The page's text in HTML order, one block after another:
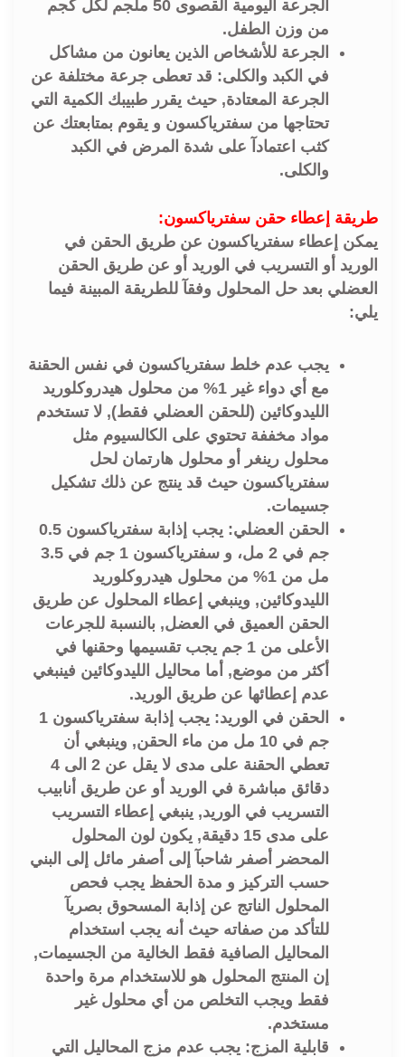
الجرعة اليومية القصوى 50 ملجم لكل كجم
من وزن الطفل.
الجرعة للأشخاص الذين يعانون من مشاكل
في الكبد والكلى: قد تعطى جرعة مختلفة عن
الجرعة المعتادة, حيث يقرر طبيبك الكمية التي
تحتاجها من سفترياكسون و يقوم بمتابعتك عن
كثب اعتمادآ على شدة المرض في الكبد
والكلى.
طريقة إعطاء حقن سفترياكسون:
يمكن إعطاء سفترياكسون عن طريق الحقن في
الوريد أو التسريب في الوريد أو عن طريق الحقن
العضلي بعد حل المحلول وفقآ للطريقة المبينة فيما
يلي:
يجب عدم خلط سفترياكسون في نفس الحقنة
مع أي دواء غير 1% من محلول هيدروكلوريد
الليدوكائين (للحقن العضلي فقط), لا تستخدم
مواد مخففة تحتوي على الكالسيوم مثل
محلول رينغر أو محلول هارتمان لحل
سفترياكسون حيث قد ينتج عن ذلك تشكيل
جسيمات.
الحقن العضلي: يجب إذابة سفترياكسون 0.5
جم في 2 مل، و سفترياكسون 1 جم في 3.5
مل من 1% من محلول هيدروكلوريد
الليدوكائين, وينبغي إعطاء المحلول عن طريق
الحقن العميق في العضل, بالنسبة للجرعات
الأعلى من 1 جم يجب تقسيمها وحقنها في
أكثر من موضع, أما محاليل الليدوكائين فينبغي
عدم إعطائها عن طريق الوريد.
الحقن في الوريد: يجب إذابة سفترياكسون 1
جم في 10 مل من ماء الحقن, وينبغي أن
تعطي الحقنة على مدى لا يقل عن 2 الى 4
دقائق مباشرة في الوريد أو عن طريق أنابيب
التسريب في الوريد, ينبغي إعطاء التسريب
على مدى 15 دقيقة, يكون لون المحلول
المحضر أصفر شاحبآ إلى أصفر مائل إلى البني
حسب التركيز و مدة الحفظ يجب فحص
المحلول الناتج عن إذابة المسحوق بصريآ
للتأكد من صفاته حيث أنه يجب استخدام
المحاليل الصافية فقط الخالية من الجسيمات,
إن المنتج المحلول هو للاستخدام مرة واحدة
فقط ويجب التخلص من أي محلول غير
مستخدم.
قابلية المزج: يجب عدم مزج المحاليل التي